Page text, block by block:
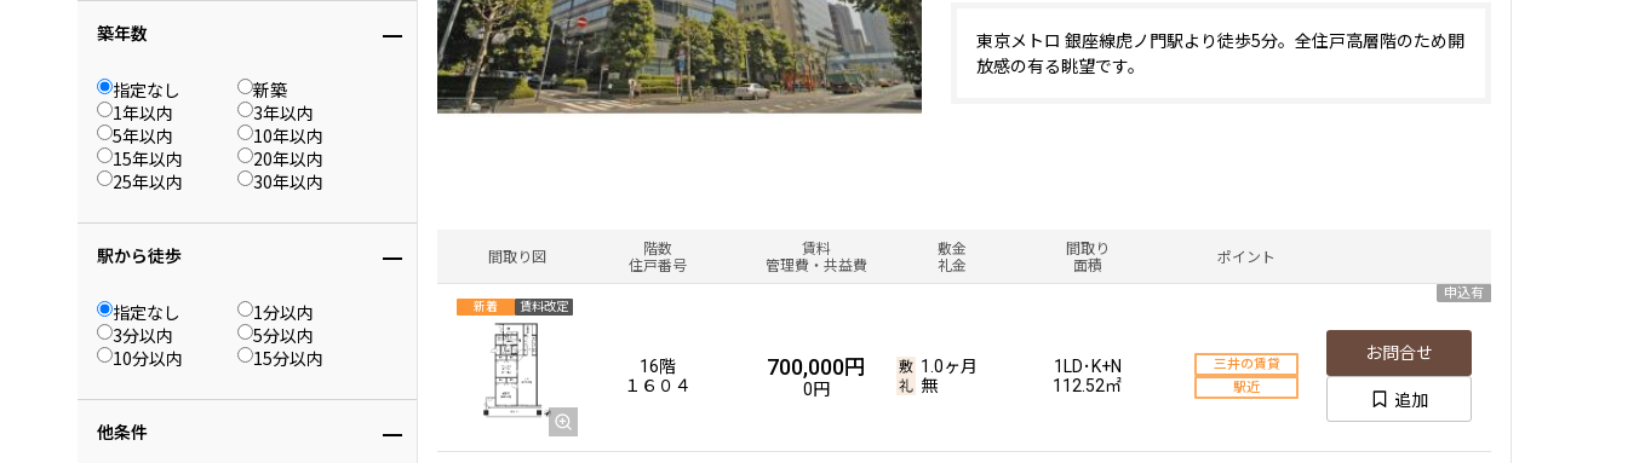
築年数
指定なし
新築
1年以内
3年以内
5年以内
10年以内
15年以内
20年以内
25年以内
30年以内
駅から徒歩
指定なし
1分以内
3分以内
5分以内
10分以内
15分以内
他条件
東京メトロ 銀座線虎ノ門駅より徒歩5分。全住戸高層階のため開
放感の有る眺望です。
間取り図
階数
住戸番号
賃料
管理費・共益費
敷金
礼金
間取り
面積
ポイント
新着 賃料改定
申込有
16階
１６０４
700,000円
0円
1.0ヶ月
無
1LD･K+N
112.52㎡
三井の賃貸
駅近
お問合せ
追加